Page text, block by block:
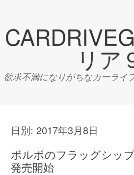
リア
欲求不満になりがちなカーライ
日別:2017年3月8日
ボルボのフラッグシッ
発売開始